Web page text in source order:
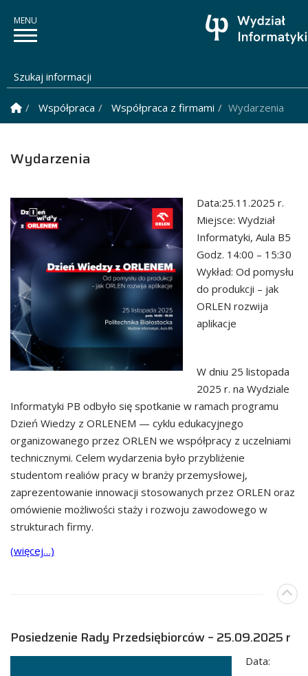
Szukaj informacji
Strona Główna
Współpraca Współpraca z firmami Wydarzenia
Wydarzenia
Data:25.11.2025 r.
Miejsce: Wydział
Informatyki, Aula B5
Godz. 14:00 – 15:30
Wykład: Od pomysłu
do produkcji – jak
ORLEN rozwija
aplikacje
W dniu 25 listopada
2025 r. na Wydziale
Informatyki PB odbyło się spotkanie w ramach programu
Dzień Wiedzy z ORLENEM — cyklu edukacyjnego
organizowanego przez ORLEN we współpracy z uczelniami
technicznymi. Celem wydarzenia było przybliżenie
studentom realiów pracy w branży przemysłowej,
zaprezentowanie innowacji stosowanych przez ORLEN oraz
omówienie możliwości staży i rozwoju zawodowego w
strukturach firmy.
(więcej…)
Posiedzenie Rady Przedsiębiorców – 25.09.2025 r
Data: